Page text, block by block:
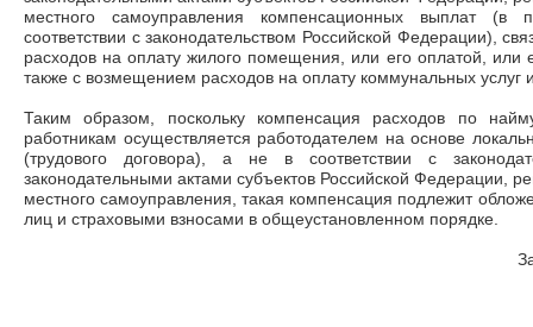
местного самоуправления компенсационных выплат (в
соответствии с законодательством Российской Федерации),
расходов на оплату жилого помещения, или его оплатой, или
также с возмещением расходов на оплату коммунальных услуг
Таким образом, поскольку компенсация расходов по
работникам осуществляется работодателем на основе
(трудового договора), а не в соответствии с
законодательными актами субъектов Российской Федерации,
местного самоуправления, такая компенсация подлежит
лиц и страховыми взносами в общеустановленном порядке.